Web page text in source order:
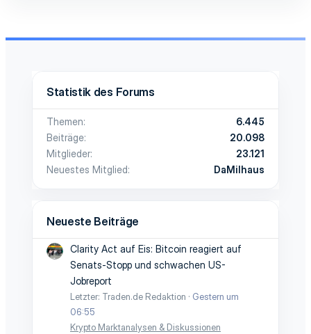
Statistik des Forums
Themen
6.445
Beiträge
20.098
Mitglieder
23.121
Neuestes Mitglied
DaMilhaus
Neueste Beiträge
Clarity Act auf Eis: Bitcoin reagiert auf
Senats-Stopp und schwachen US-
Jobreport
Letzter: Traden.de Redaktion
Gestern um
06:55
Krypto Marktanalysen & Diskussionen